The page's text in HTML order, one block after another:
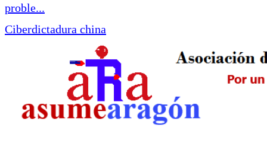
proble...
Ciberdictadura china